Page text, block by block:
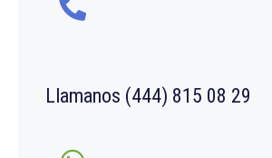
Llamanos (444) 815 08 29